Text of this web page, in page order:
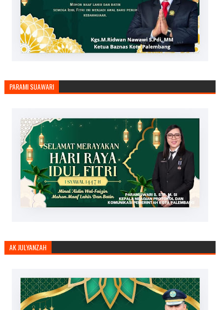
PARAMI SUAWARI
AK JULYANZAH